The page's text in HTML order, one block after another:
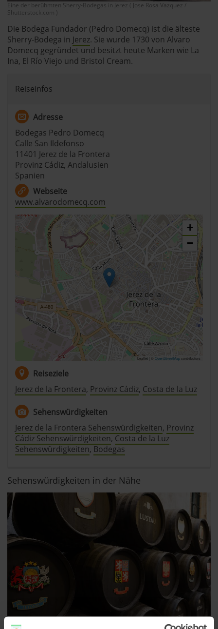
Eine der berühmten Sherry-Bodegas in Jerez ( Jose Rosa Vazquez /
Shutterstock.com )
Die Bodega Fundador (Pedro Domecq) ist die älteste
Sherry-Bodega in Jerez. Sie wurde 1730 von Alvaro
Domecq gegründet und besitzt heute Marken wie La
Ina, El Río Viejo und Bristol Cream.
Reiseinfos
Adresse
Bodegas Pedro Domecq
Calle San Ildefonso
11401 Jerez de la Frontera
Provinz Cádiz, Andalusien
Spanien
Webseite
www.alvarodomecq.com
+
−
Leaflet | © OpenStreetMapcontributors
Reiseziele
Jerez de la Frontera, Provinz Cádiz, Costa de la Luz
Sehenswürdigkeiten
Jerez de la Frontera Sehenswürdigkeiten, Provinz
Cádiz Sehenswürdigkeiten, Costa de la Luz
Sehenswürdigkeiten, Bodegas
Sehenswürdigkeiten in der Nähe